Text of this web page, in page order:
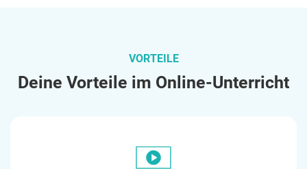
VORTEILE
Deine Vorteile im Online-Unterricht